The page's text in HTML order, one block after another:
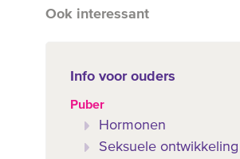
Ook interessant
Info voor ouders
Puber
Hormonen
Seksuele ontwikkeling